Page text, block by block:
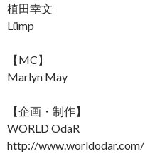
植田幸文
Lümp
【MC】
Marlyn May
【企画・制作】
WORLD OdaR
http://www.worldodar.com/